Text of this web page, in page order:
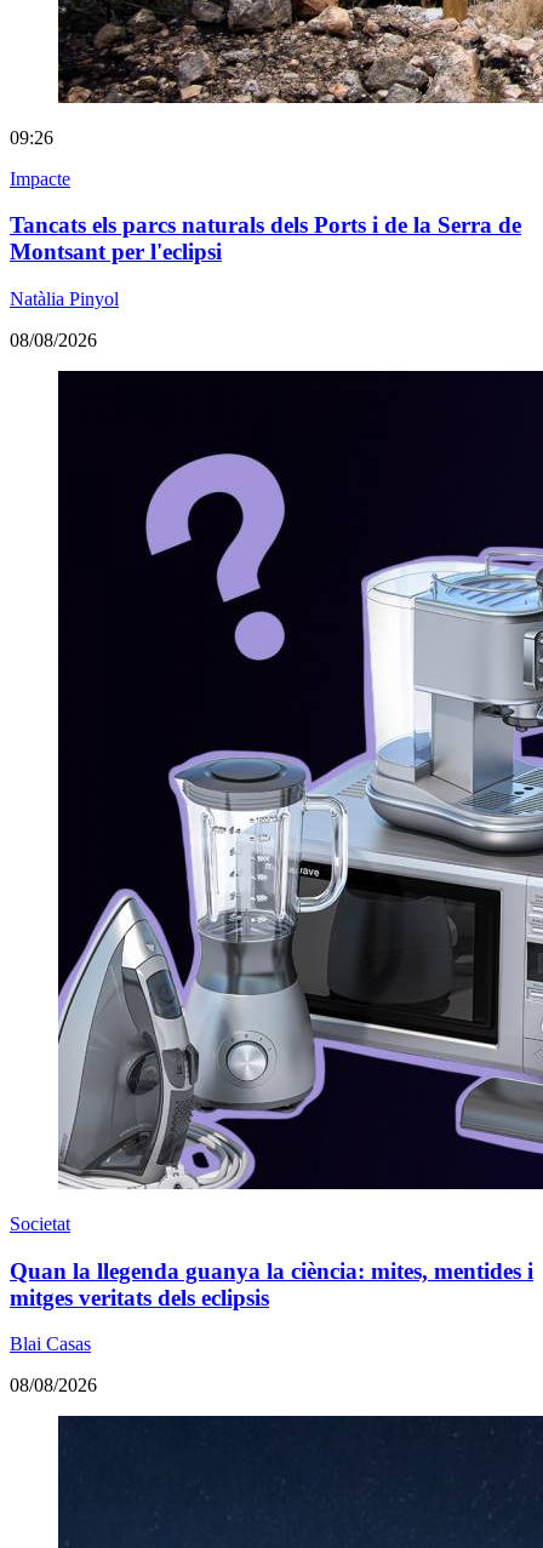
09:26
Impacte
Tancats els parcs naturals dels Ports i de la Serra de
Montsant per l'eclipsi
Natàlia Pinyol
08/08/2026
Societat
Quan la llegenda guanya la ciència: mites, mentides i
mitges veritats dels eclipsis
Blai Casas
08/08/2026